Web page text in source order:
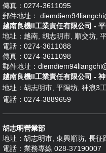
傳真：0274-3611095
郵件地址：
越南良機II工業責任有限公司 -
地址：越南, 胡志明市, 順交坊,
電話：0274-3611088
傳真：0274-3611098
郵件地址：
越南良機II工業責任有限公司 -
地址： 胡志明市, 平陽坊, 神浪3
電話：0274-3889659
胡志明營業部
地址：胡志明市, 東興順坊, 長征
電話：業務專線 028-37190007